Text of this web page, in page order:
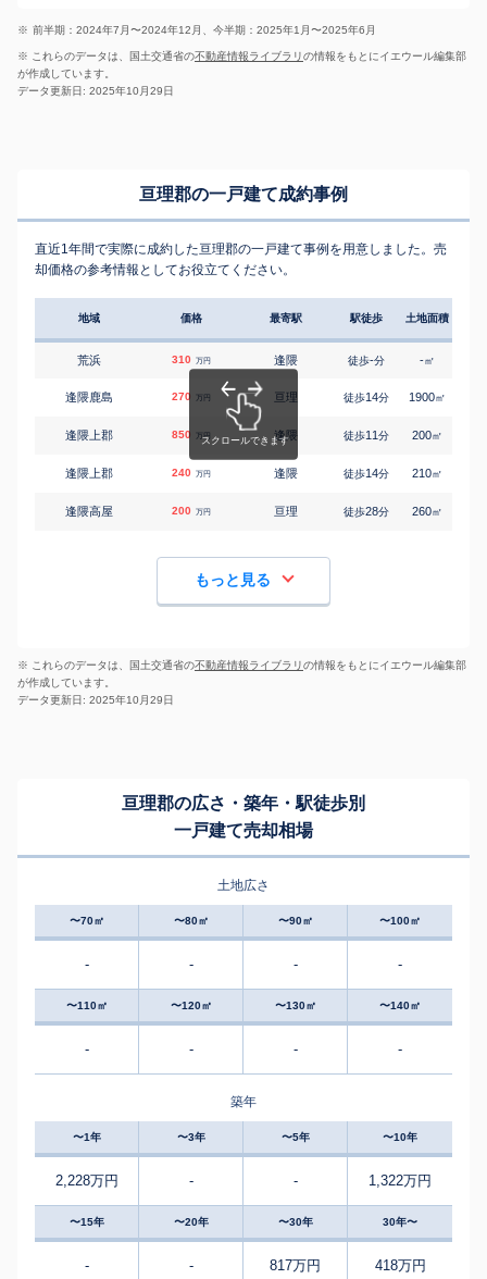
※ 前半期：2024年7月〜2024年12月、今半期：2025年1月〜2025年6月
※ これらのデータは、国土交通省の不動産情報ライブラリの情報をもとにイエウール編集部
が作成しています。
データ更新日: 2025年10月29日
亘理郡の一戸建て成約事例
直近1年間で実際に成約した亘理郡の一戸建て事例を用意しました。売
却価格の参考情報としてお役立てください。
地域 価格 最寄駅 駅徒歩 土地面積
荒浜 310 万円 逢隈 徒歩-分 -㎡
逢隈鹿島 270 万円 亘理 徒歩14分 1900㎡
逢隈上郡 850 万円 逢隈 徒歩11分 200㎡
逢隈上郡 240 万円 逢隈 徒歩14分 210㎡
逢隈高屋 200 万円 亘理 徒歩28分 260㎡
もっと見る
※ これらのデータは、国土交通省の不動産情報ライブラリの情報をもとにイエウール編集部
が作成しています。
データ更新日: 2025年10月29日
亘理郡の広さ・築年・駅徒歩別
一戸建て売却相場
土地広さ
〜70㎡ 〜80㎡ 〜90㎡ 〜100㎡
- - - -
〜110㎡ 〜120㎡ 〜130㎡ 〜140㎡
- - - -
築年
〜1年 〜3年 〜5年 〜10年
2,228万円 - - 1,322万円
〜15年 〜20年 〜30年 30年〜
- - 817万円 418万円